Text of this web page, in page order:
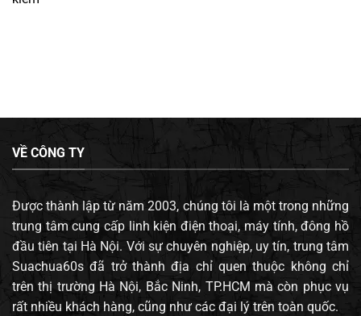
VỀ CÔNG TY
Được thành lập từ năm 2003, chúng tôi là một trong những
trung tâm cung cấp linh kiện điện thoại, máy tính, đông hồ
đầu tiên tại Hà Nội. Với sự chuyên nghiệp, uy tín, trung tâm
Suachua60s đã trở thành địa chỉ quen thuộc không chỉ
trên thị trường Hà Nội, Bắc Ninh, TP.HCM mà còn phục vụ
rất nhiều khách hàng, cũng như các đại lý trên toàn quốc.